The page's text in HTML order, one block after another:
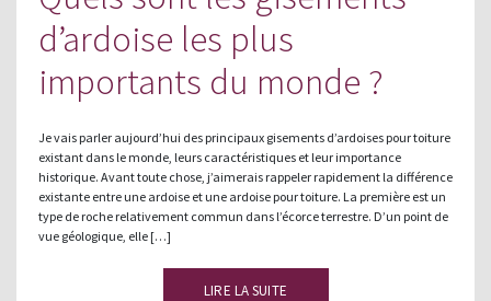
d’ardoise les plus
importants du monde ?
Je vais parler aujourd’hui des principaux gisements d’ardoises pour toiture
existant dans le monde, leurs caractéristiques et leur importance
historique. Avant toute chose, j’aimerais rappeler rapidement la différence
existante entre une ardoise et une ardoise pour toiture. La première est un
type de roche relativement commun dans l’écorce terrestre. D’un point de
vue géologique, elle […]
LIRE LA SUITE